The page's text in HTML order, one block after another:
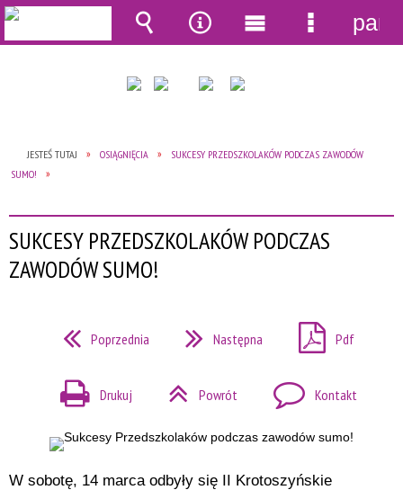
JESTEŚ TUTAJ OSIĄGNIĘCIA
SUKCESY PRZEDSZKOLAKÓW PODCZAS ZAWODÓW
SUMO!
SUKCESY PRZEDSZKOLAKÓW PODCZAS
ZAWODÓW SUMO!
Poprzednia Następna Pdf
Drukuj Powrót Kontakt
W sobotę, 14 marca odbyły się II Krotoszyńskie
Wyszukiwarka
Narzędzia
Menu
główne
Menu